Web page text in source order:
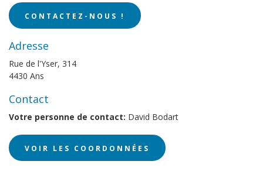
CONTACTEZ-NOUS !
Adresse
Rue de l'Yser, 314
4430 Ans
Contact
Votre personne de contact: David Bodart
VOIR LES COORDONNÉES